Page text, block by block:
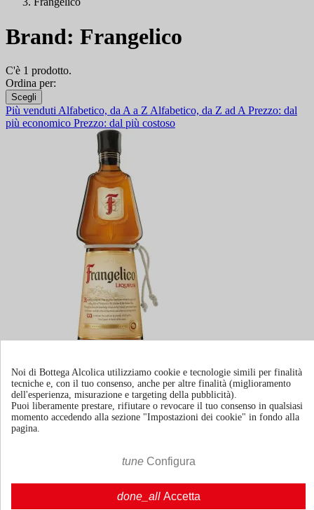
Brand: Frangelico
C'è 1 prodotto.
Ordina per:
Scegli
Più venduti Alfabetico, da A a Z Alfabetico, da Z ad A Prezzo: dal
più economico Prezzo: dal più costoso
70cl | 20.0%
€ 20,97
   
Noi di Bottega Alcolica utilizziamo cookie e tecnologie simili per finalità
tecniche e, con il tuo consenso, anche per altre finalità (miglioramento
dell'esperienza, misurazione e targeting della pubblicità).
Puoi liberamente prestare, rifiutare o revocare il tuo consenso in qualsiasi
momento accedendo alla sezione "Impostazioni dei cookie" in fondo alla
pagina.
tune Configura
done_all Accetta